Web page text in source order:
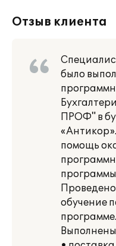
Отзыв клиента
было
ПРОФ" в
помощь
обучение
программе.